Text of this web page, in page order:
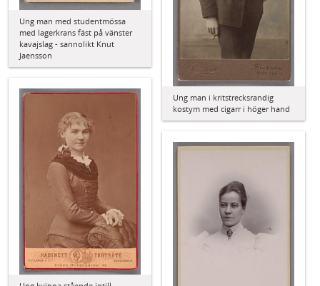
Ung man med studentmössa
med lagerkrans fäst på vänster
kavajslag - sannolikt Knut
Jaensson
Ung man i kritstrecksrandig
kostym med cigarr i höger hand